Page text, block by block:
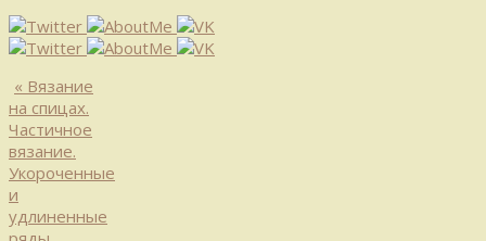
« Вязание
на спицах.
Частичное
вязание.
Укороченные
и
удлиненные